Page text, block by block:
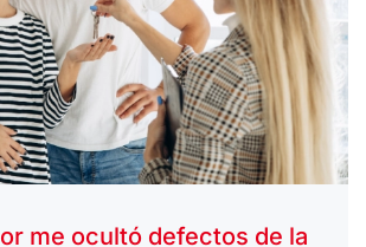
me ocultó defectos de la